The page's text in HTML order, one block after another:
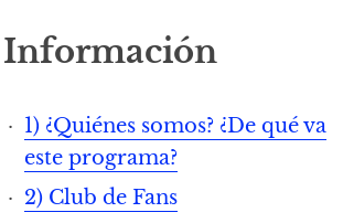
Información
1) ¿Quiénes somos? ¿De qué va
este programa?
2) Club de Fans